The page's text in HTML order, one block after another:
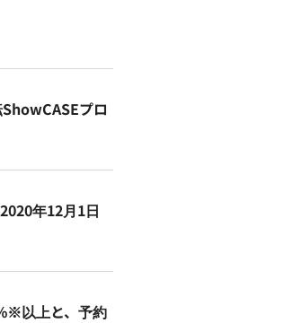
プロ
年12月1日
以上と、予約